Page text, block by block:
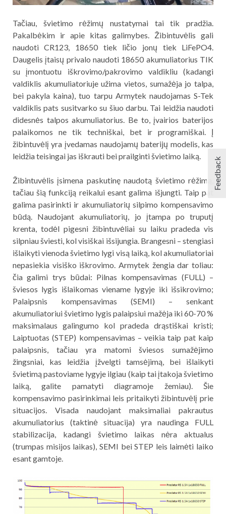
Tačiau, švietimo rėžimų nustatymai tai tik pradžia.
Pakalbėkim ir apie kitas galimybes. Žibintuvėlis gali
naudoti CR123, 18650 tiek ličio jonų tiek LiFePO4.
Daugelis įtaisų privalo naudoti 18650 akumuliatorius TIK
su įmontuotu iškrovimo/pakrovimo valdikliu (kadangi
valdiklis akumuliatoriuje užima vietos, sumažėja jo talpa,
bei pakyla kaina), tuo tarpu Armytek naudojamas S-Tek
valdiklis pats susitvarko su šiuo darbu. Tai leidžia naudoti
didesnės talpos akumuliatorius. Be to, įvairios baterijos
palaikomos ne tik techniškai, bet ir programiškai. Į
žibintuvėlį yra įvedamas naudojamų baterijų modelis, kas
leidžia teisingai jas iškrauti bei prailginti švietimo laiką.
Žibintuvėlis įsimena paskutinę naudotą švietimo rėžimą,
tačiau šią funkciją reikalui esant galima išjungti. Taip pat
galima pasirinkti ir akumuliatorių silpimo kompensavimo
būdą. Naudojant akumuliatorių, jo įtampa po truputį
krenta, todėl pigesni žibintuvėliai su laiku pradeda vis
silpniau šviesti, kol visiškai išsijungia. Brangesni – stengiasi
išlaikyti vienoda švietimo lygi visą laiką, kol akumuliatoriai
nepasiekia visiško iškrovimo. Armytek žengia dar toliau:
čia galimi trys būdai: Pilnas kompensavimas (FULL) –
šviesos lygis išlaikomas viename lygyje iki išsikrovimo;
Palaipsnis kompensavimas (SEMI) – senkant
akumuliatoriui švietimo lygis palaipsiui mažėja iki 60-70 %
maksimalaus galingumo kol pradeda drąstiškai kristi;
Laiptuotas (STEP) kompensavimas – veikia taip pat kaip
palaipsnis, tačiau yra matomi šviesos sumažėjimo
žingsniai, kas leidžia įžvelgti tamsėjimą, bei išlaikyti
švietimą pastoviame lygyje ilgiau (kaip tai įtakoja švietimo
laiką, galite pamatyti diagramoje žemiau). Šie
kompensavimo pasirinkimai leis pritaikyti žibintuvėlį prie
situacijos. Visada naudojant maksimaliai pakrautus
akumuliatorius (taktinė situacija) yra naudinga FULL
stabilizacija, kadangi švietimo laikas nėra aktualus
(trumpas misijos laikas), SEMI bei STEP leis laimėti laiko
esant gamtoje.
Feedback